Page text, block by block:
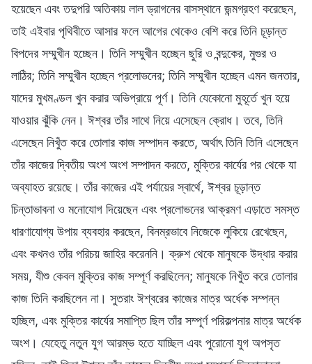
হয়েছেন এবং তদুপরি অতিকায় লাল ড্রাগনের বাসস্থানে জন্মগ্রহণ করেছেন,
তাই এইবার পৃথিবীতে আসার ফলে আগের থেকেও বেশি করে তিনি চূড়ান্ত
বিপদের সম্মুখীন হচ্ছেন। তিনি সম্মুখীন হচ্ছেন ছুরি ও বন্দুকের, মুগুর ও
লাঠির; তিনি সম্মুখীন হচ্ছেন প্রলোভনের; তিনি সম্মুখীন হচ্ছেন এমন জনতার,
যাদের মুখমণ্ডল খুন করার অভিপ্রায়ে পূর্ণ। তিনি যেকোনো মুহূর্তে খুন হয়ে
যাওয়ার ঝুঁকি নেন। ঈশ্বর তাঁর সাথে নিয়ে এসেছেন ক্রোধ। তবে, তিনি
এসেছেন নিখুঁত করে তোলার কাজ সম্পাদন করতে, অর্থাৎ তিনি তিনি এসেছেন
তাঁর কাজের দ্বিতীয় অংশ অংশ সম্পাদন করতে, মুক্তির কার্যের পর থেকে যা
অব্যাহত রয়েছে। তাঁর কাজের এই পর্যায়ের স্বার্থে, ঈশ্বর চূড়ান্ত
চিন্তাভাবনা ও মনোযোগ দিয়েছেন এবং প্রলোভনের আক্রমণ এড়াতে সমস্ত
ধারণাযোগ্য উপায় ব্যবহার করছেন, বিনম্রভাবে নিজেকে লুকিয়ে রেখেছেন,
এবং কখনও তাঁর পরিচয় জাহির করেননি। ক্রুশ থেকে মানুষকে উদ্ধার করার
সময়, যীশু কেবল মুক্তির কাজ সম্পূর্ণ করছিলেন; মানুষকে নিখুঁত করে তোলার
কাজ তিনি করছিলেন না। সুতরাং ঈশ্বরের কাজের মাত্র অর্ধেক সম্পন্ন
হচ্ছিল, এবং মুক্তির কার্যের সমাপ্তি ছিল তাঁর সম্পূর্ণ পরিকল্পনার মাত্র অর্ধেক
অংশ। যেহেতু নতুন যুগ আরম্ভ হতে যাচ্ছিল এবং পুরোনো যুগ অপসৃত